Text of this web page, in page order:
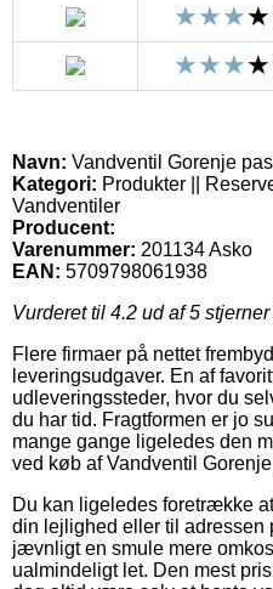
Navn: Vandventil Gorenje
Kategori: Produkter ||
Vandventiler
Producent:
Varenummer: 201134 Asko
EAN: 5709798061938
Vurderet til 4.2 ud af 5
Flere firmaer på nettet
leveringsudgaver. En af
udleveringssteder, hvor du
du har tid. Fragtformen er jo
mange gange ligeledes den
ved køb af Vandventil
Du kan ligeledes foretrække
din lejlighed eller til adressen
jævnligt en smule mere
ualmindeligt let. Den mest